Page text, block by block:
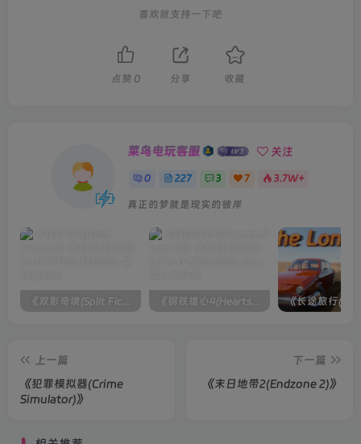
喜欢就支持一下吧
点赞 0 分享 收藏
菜鸟电玩客服 关注
0 227 3 7 3.7W+
真正的梦就是现实的彼岸
《双影奇境(Split Fiction)》单机版/联机版[v1.0 单机版/联机版] 《钢铁雄心4(Hearts of Iron IV)》单机版/联机版[v1.16.0 整合全部DLCs ]
上一篇
《犯罪模拟器(Crime
Simulator)》
下一篇
《末日地带2(Endzone 2)》